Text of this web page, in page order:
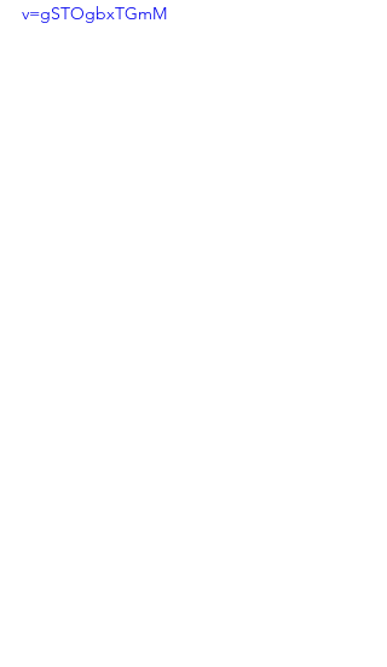
v=gSTOgbxTGmM